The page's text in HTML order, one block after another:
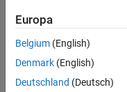
Europa
Belgium (English)
Denmark (English)
Deutschland (Deutsch)
Centro de confianza
Política de privacidad
Información de contacto